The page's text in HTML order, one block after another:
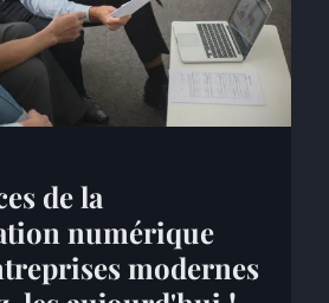
de la
numérique
modernes